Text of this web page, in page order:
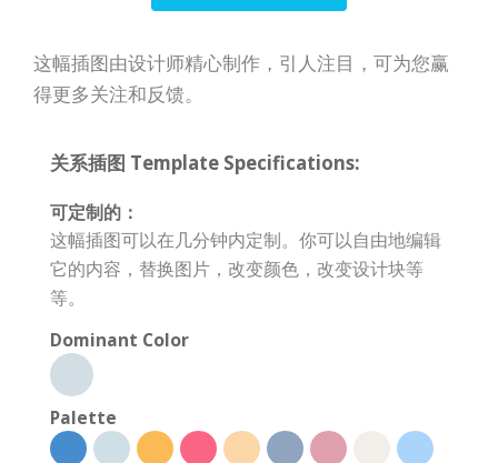
这幅插图由设计师精心制作，引人注目，可为您赢
得更多关注和反馈。
关系插图 Template Specifications:
可定制的：
这幅插图可以在几分钟内定制。你可以自由地编辑
它的内容，替换图片，改变颜色，改变设计块等
等。
Dominant Color
Palette